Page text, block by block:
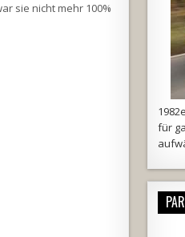
sie nicht mehr 100%
für